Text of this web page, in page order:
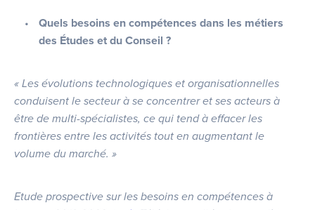
Quels besoins en compétences dans les métiers
des Études et du Conseil ?
« Les évolutions technologiques et organisationnelles
conduisent le secteur à se concentrer et ses acteurs à
être de multi-spécialistes, ce qui tend à effacer les
frontières entre les activités tout en augmentant le
volume du marché. »
Etude prospective sur les besoins en compétences à